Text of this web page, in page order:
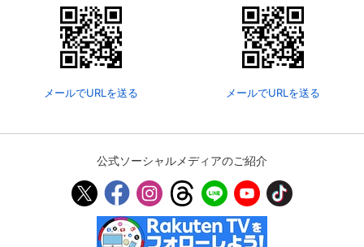
メールでURLを送る メールでURLを送る
公式ソーシャルメディアのご紹介